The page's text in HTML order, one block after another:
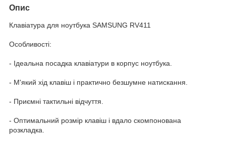
Опис
Клавіатура для ноутбука SAMSUNG RV411
Особливості:
- Ідеальна посадка клавіатури в корпус ноутбука.
- М'який хід клавіш і практично безшумне натискання.
- Приємні тактильні відчуття.
- Оптимальний розмір клавіш і вдало скомпонована
розкладка.